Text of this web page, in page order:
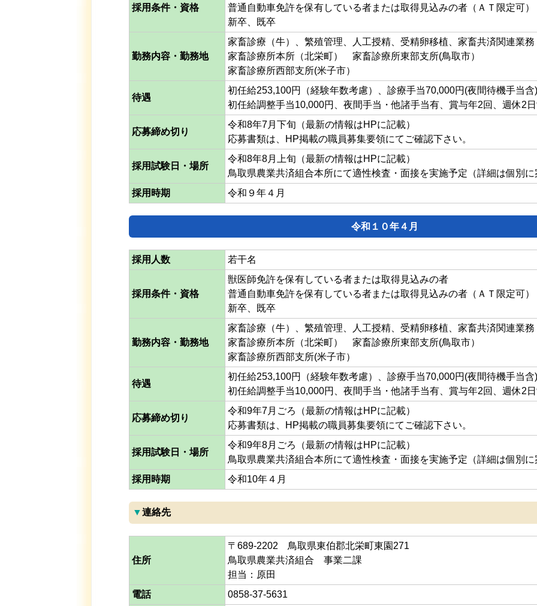
採用条件・資格
普通自動車免許を保有している者または取得見込みの者（ＡＴ限定可）
新卒、既卒
勤務内容・勤務地
家畜診療（牛）、繁殖管理、人工授精、受精卵移植、家畜共済関連業務
家畜診療所本所（北栄町） 家畜診療所東部支所(鳥取市）
家畜診療所西部支所(米子市）
待遇
初任給253,100円（経験年数考慮）、診療手当70,000円(夜間待機手当含)
初任給調整手当10,000円、夜間手当・他諸手当有、賞与年2回、週休2
応募締め切り
令和8年7月下旬（最新の情報はHPに記載）
応募書類は、HP掲載の職員募集要領にてご確認下さい。
採用試験日・場所
令和8年8月上旬（最新の情報はHPに記載）
鳥取県農業共済組合本所にて適性検査・面接を実施予定（詳細は個別に
採用時期
令和９年４月
令和１０年４月
採用人数 若干名
採用条件・資格
獣医師免許を保有している者または取得見込みの者
普通自動車免許を保有している者または取得見込みの者（ＡＴ限定可）
新卒、既卒
勤務内容・勤務地
家畜診療（牛）、繁殖管理、人工授精、受精卵移植、家畜共済関連業務
家畜診療所本所（北栄町） 家畜診療所東部支所(鳥取市）
家畜診療所西部支所(米子市）
待遇
初任給253,100円（経験年数考慮）、診療手当70,000円(夜間待機手当含)
初任給調整手当10,000円、夜間手当・他諸手当有、賞与年2回、週休2
応募締め切り
令和9年7月ごろ（最新の情報はHPに記載）
応募書類は、HP掲載の職員募集要領にてご確認下さい。
採用試験日・場所
令和9年8月ごろ（最新の情報はHPに記載）
鳥取県農業共済組合本所にて適性検査・面接を実施予定（詳細は個別に
採用時期
令和10年４月
▼連絡先
住所
〒689-2202 鳥取県東伯郡北栄町東園271
鳥取県農業共済組合 事業二課
担当：原田
電話
0858-37-5631